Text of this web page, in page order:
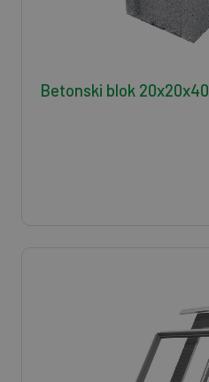
Betonski blok 20x20x40